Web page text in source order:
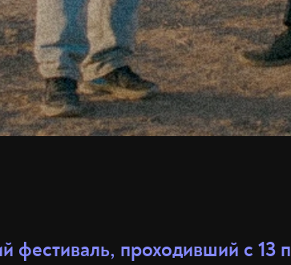
фестиваль, проходивший с 13